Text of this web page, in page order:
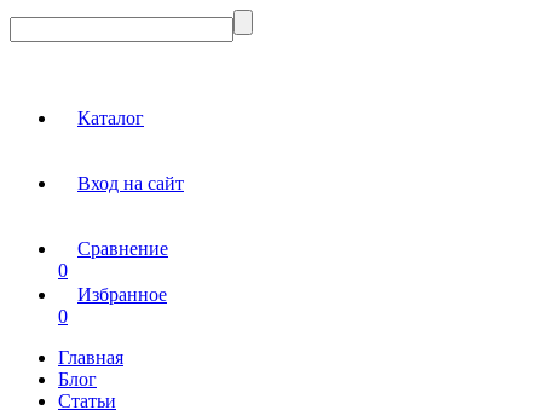
Каталог
Вход на сайт
Сравнение
0
Избранное
0
Главная
Блог
Статьи